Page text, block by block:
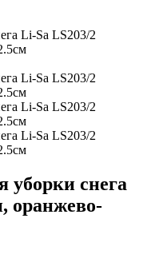
уборки снега
оранжево-